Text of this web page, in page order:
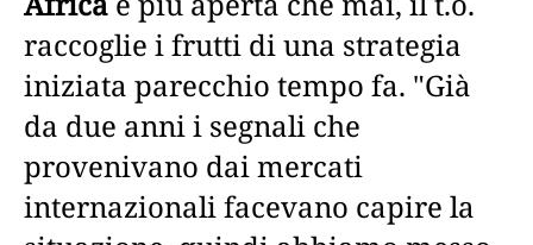
raccoglie i frutti di una strategia
iniziata parecchio tempo fa. "Già
da due anni i segnali che
provenivano dai mercati
internazionali facevano capire la